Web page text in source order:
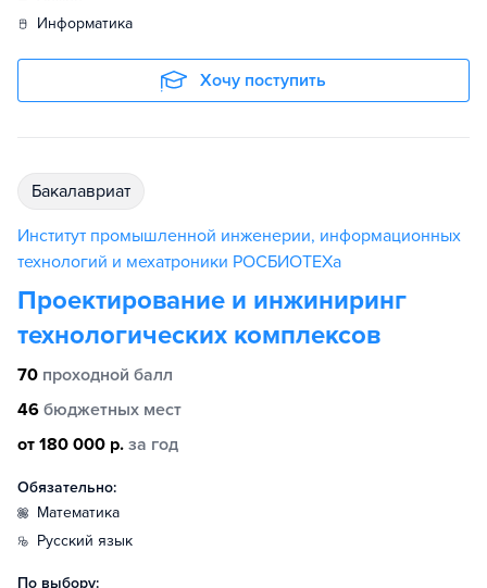
информатика
Хочу поступить
бакалавриат
Институт промышленной инженерии, информационных
технологий и мехатроники РОСБИОТЕХа
Проектирование и инжиниринг
технологических комплексов
70 проходной балл
46 бюджетных мест
от 180 000 р. за год
Обязательно:
математика
русский язык
По выбору: